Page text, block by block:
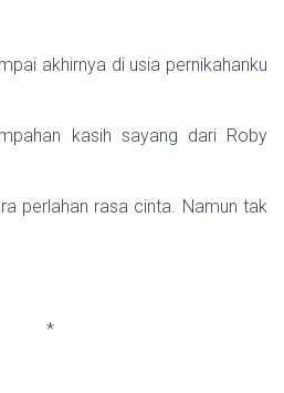
akhirnya di usia pernikahanku
kasih sayang dari Roby
perlahan rasa cinta. Namun tak
*